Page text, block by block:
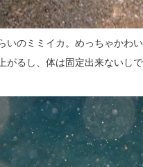
いのミミイカ。めっちゃかわ
がるし、体は固定出来ないし